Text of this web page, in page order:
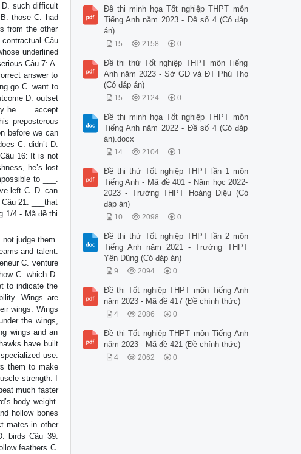
D. such difficult
those C. had
from the other
Câu
underlined
Câu 7: A.
answer to
go C. want to
D. outset
he ___ accept
preposterous
before we can
C. didn’t D.
16: It is not
he’s lost
to ___.
left C. D. can
21: ___that
1/4 - Mã đề thi
judge them.
and talent.
C. venture
C. which D.
to indicate the
Wings are
wings. Wings
the wings,
wings and an
have built
use.
them to make
strength. I
much faster
body weight.
hollow bones
mates-in other
birds Câu 39:
feathers C.
Đề thi minh họa Tốt nghiệp THPT môn
Tiếng Anh năm 2023 - Đề số 4 (Có đáp
án)
15 2158 0
Đề thi thử Tốt nghiệp THPT môn Tiếng
Anh năm 2023 - Sở GD và ĐT Phú Thọ
(Có đáp án)
15 2124 0
Đề thi minh họa Tốt nghiệp THPT môn
Tiếng Anh năm 2022 - Đề số 4 (Có đáp
án).docx
14 2104 1
Đề thi thử Tốt nghiệp THPT lần 1 môn
Tiếng Anh - Mã đề 401 - Năm học 2022-
2023 - Trường THPT Hoàng Diệu (Có
đáp án)
10 2098 0
Đề thi thử Tốt nghiệp THPT lần 2 môn
Tiếng Anh năm 2021 - Trường THPT
Yên Dũng (Có đáp án)
9 2094 0
Đề thi Tốt nghiệp THPT môn Tiếng Anh
năm 2023 - Mã đề 417 (Đề chính thức)
4 2086 0
Đề thi Tốt nghiệp THPT môn Tiếng Anh
năm 2023 - Mã đề 421 (Đề chính thức)
4 2062 0